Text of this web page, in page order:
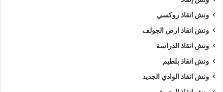
ونش انقاذ روكسي
ونش انقاذ ارض الجولف
ونش انقاذ الدراسة
ونش انقاذ بلطيم
ونش انقاذ الوادي الجديد